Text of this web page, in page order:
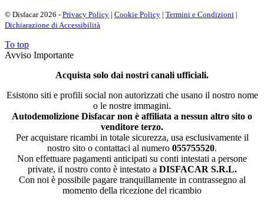
© Disfacar 2026 - Privacy Policy | Cookie Policy | Termini e Condizioni |
Dichiarazione di Accessibilità
To top
Avviso Importante
Acquista solo dai nostri canali ufficiali.
Esistono siti e profili social non autorizzati che usano il nostro nome
o le nostre immagini.
Autodemolizione Disfacar non è affiliata a nessun altro sito o
venditore terzo.
Per acquistare ricambi in totale sicurezza, usa esclusivamente il
nostro sito o contattaci al numero 055755520.
Non effettuare pagamenti anticipati su conti intestati a persone
private, il nostro conto è intestato a DISFACAR S.R.L.
Con noi è possibile pagare tranquillamente in contrassegno al
momento della ricezione del ricambio